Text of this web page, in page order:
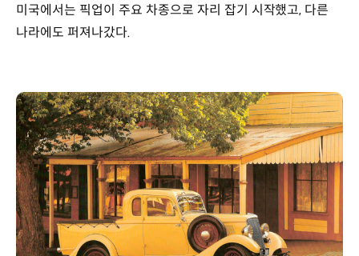
미국에서는 픽업이 주요 차종으로 자리 잡기 시작했고, 다른
나라에도 퍼져나갔다.